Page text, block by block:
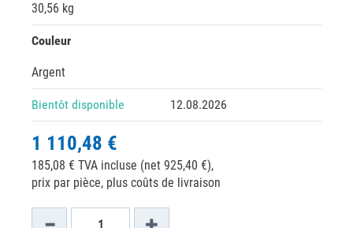
30,56 kg
Couleur
Argent
Bientôt disponible 12.08.2026
1 110,48 €
185,08 € TVA incluse (net 925,40 €),
prix par pièce, plus coûts de livraison